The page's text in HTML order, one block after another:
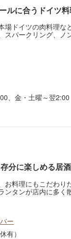
に合うドイツ
場ドイツの肉料理
スパークリング、
、金・土曜～翌2:00
分に楽しめる居
お料理にもこだわ
ンタンが店内に多
ー
有）